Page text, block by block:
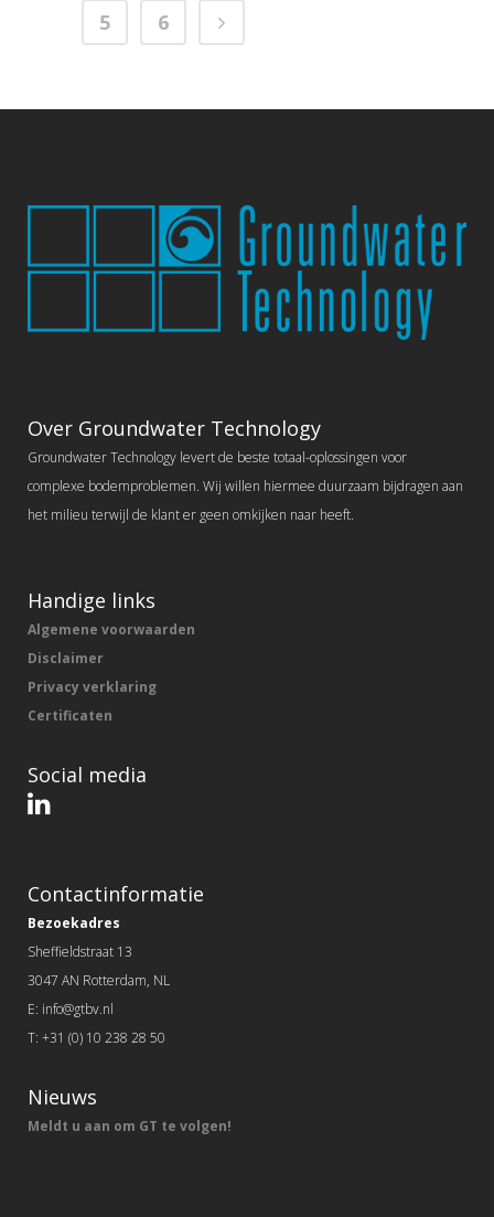
5
6
Over Groundwater Technology
Groundwater Technology levert de beste totaal-oplossingen voor
complexe bodemproblemen. Wij willen hiermee duurzaam bijdragen aan
het milieu terwijl de klant er geen omkijken naar heeft.
Handige links
Algemene voorwaarden
Disclaimer
Privacy verklaring
Certificaten
Social media
Contactinformatie
Bezoekadres
Sheffieldstraat 13
3047 AN Rotterdam, NL
E: info@gtbv.nl
T: +31 (0) 10 238 28 50
Nieuws
Meldt u aan om GT te volgen!